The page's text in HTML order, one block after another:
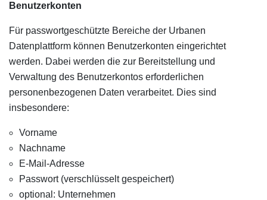
Benutzerkonten
Für passwortgeschützte Bereiche der Urbanen
Datenplattform können Benutzerkonten eingerichtet
werden. Dabei werden die zur Bereitstellung und
Verwaltung des Benutzerkontos erforderlichen
personenbezogenen Daten verarbeitet. Dies sind
insbesondere:
Vorname
Nachname
E-Mail-Adresse
Passwort (verschlüsselt gespeichert)
optional: Unternehmen